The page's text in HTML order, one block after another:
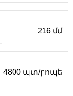
216 մմ
4800 պտ/րոպե